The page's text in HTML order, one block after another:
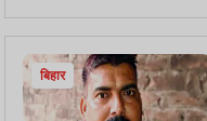
का सबूत मांगा, क्लीन चिट दी!
भाजपा हुई हमलावर
बिहार